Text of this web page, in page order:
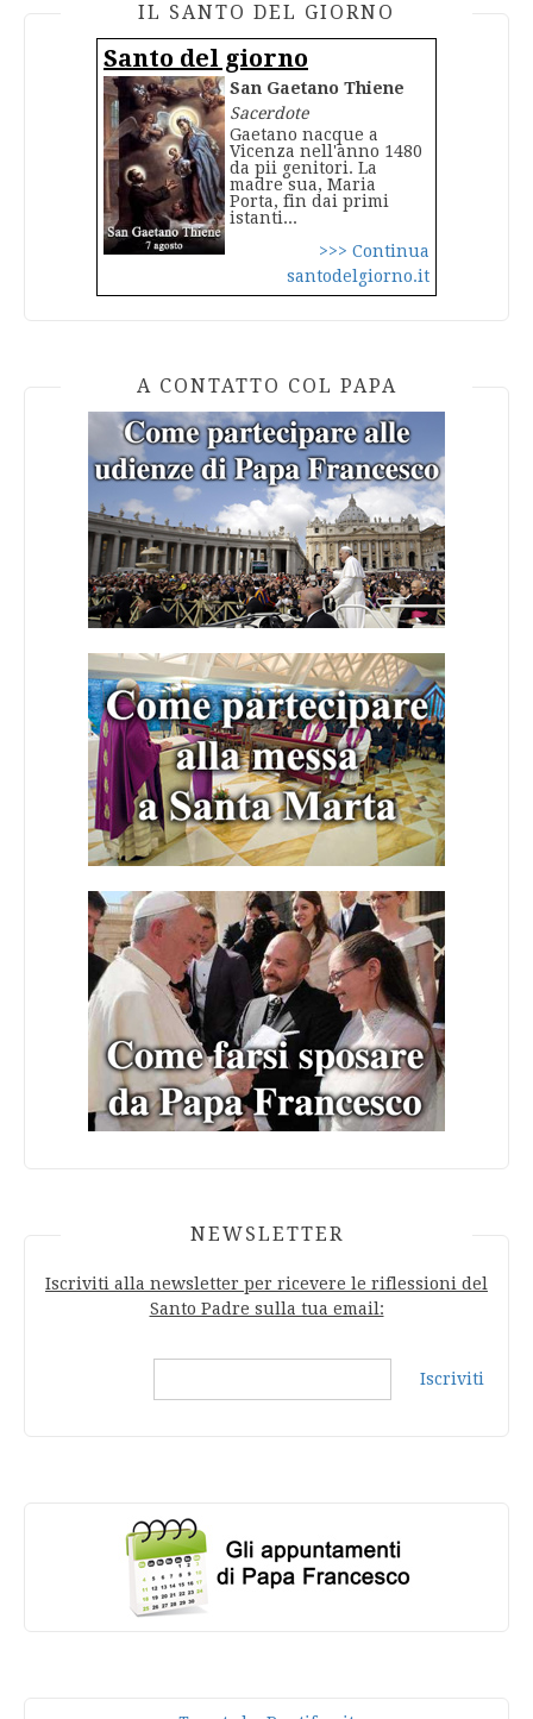
IL SANTO DEL GIORNO
Santo del giorno
San Gaetano Thiene
Sacerdote
Gaetano nacque a
Vicenza nell'anno 1480
da pii genitori. La
madre sua, Maria
Porta, fin dai primi
istanti...
>>> Continua
santodelgiorno.it
A CONTATTO COL PAPA
NEWSLETTER
Iscriviti alla newsletter per ricevere le riflessioni del
Santo Padre sulla tua email:
Iscriviti